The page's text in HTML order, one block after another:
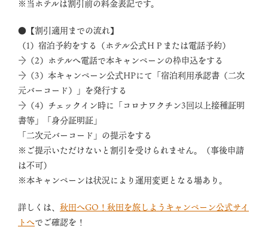
※当ホテルは割引前の料金表記です。
●【割引適用までの流れ】
（1）宿泊予約をする（ホテル公式ＨＰまたは電話予約）
→（2）ホテルへ電話で本キャンペーンの枠申込をする
→（3）本キャンペーン公式HPにて「宿泊利用承認書（二次
元バーコード）」を発行する
→（4）チェックイン時に「コロナワクチン3回以上接種証明
書等」「身分証明証」
「二次元バーコード」の提示をする
※ご提示いただけないと割引を受けられません。（事後申請
は不可）
※本キャンペーンは状況により運用変更となる場あり。
詳しくは、 秋田へGO！秋田を旅しようキャンペーン公式サイ
トへでご確認を！